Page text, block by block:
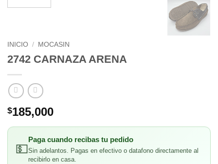
INICIO / MOCASIN
2742 CARNAZA ARENA
$185,000
💵
Paga cuando recibas tu pedido
Sin adelantos. Pagas en efectivo o datafono directamente al
recibirlo en casa.